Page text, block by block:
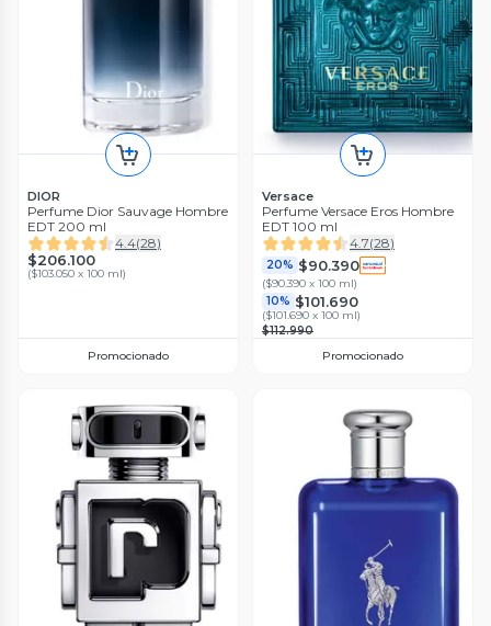
DIOR
Perfume Dior Sauvage Hombre
EDT 200 ml
4.4(28)
$206.100
($103.050 x 100 ml)
Promocionado
Versace
Perfume Versace Eros Hombre
EDT 100 ml
4.7(28)
20% $90.390
($90.390 x 100 ml)
10% $101.690
($101.690 x 100 ml)
$112.990
Promocionado